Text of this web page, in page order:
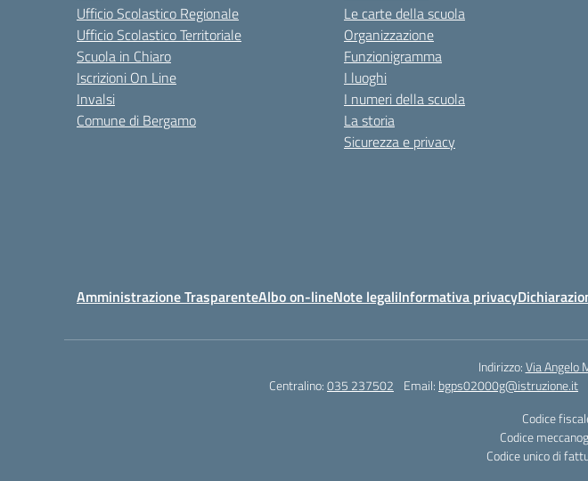
Ufficio Scolastico Regionale
Ufficio Scolastico Territoriale
Scuola in Chiaro
Iscrizioni On Line
Invalsi
Comune di Bergamo
Le carte della scuola
Organizzazione
Funzionigramma
I luoghi
I numeri della scuola
La storia
Sicurezza e privacy
Amministrazione TrasparenteAlbo on-lineNote legaliInformativa privacy
Indirizzo:Via Angelo
Centralino:035 237502 Email: bgps02000g@istruzione.it
Codice
Codice
Codice unico di